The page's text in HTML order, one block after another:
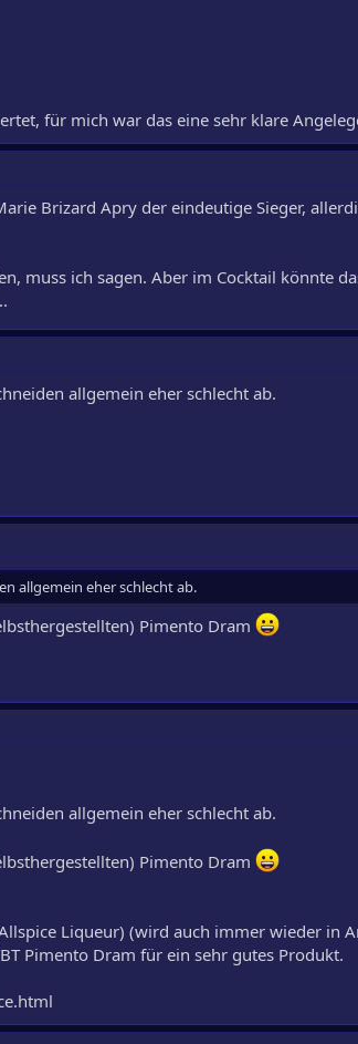
für mich war das eine sehr klare
Brizard Apry der eindeutige Sieger,
muss ich sagen. Aber im Cocktail könnte
allgemein eher schlecht ab.
allgemein eher schlecht ab.
Pimento Dram
allgemein eher schlecht ab.
Pimento Dram
Liqueur) (wird auch immer wieder in
Pimento Dram für ein sehr gutes Produkt.